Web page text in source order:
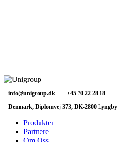
info@unigroup.dk
+45 70 22 28 18
Denmark, Diplomvej 373, DK-2800 Lyngby
Produkter
Partnere
Om Oss